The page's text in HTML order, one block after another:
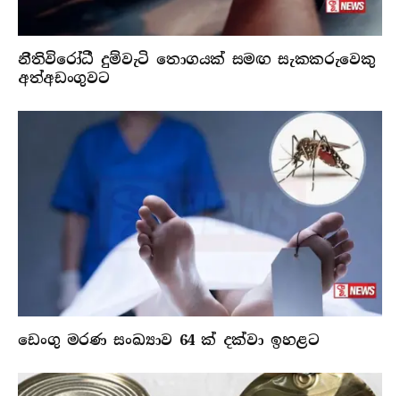
නීතිවිරෝධී දුම්වැටි තොගයක් සමඟ සැකකරුවෙකු
අත්අඩංගුවට
ඩෙංගු මරණ සංඛ්‍යාව 64 ක් දක්වා ඉහළට